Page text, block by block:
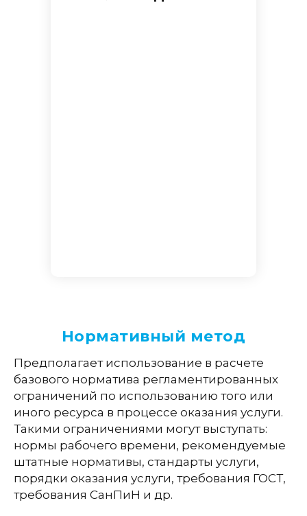
Нормативный метод
Предполагает использование в расчете
базового норматива регламентированных
ограничений по использованию того или
иного ресурса в процессе оказания услуги.
Такими ограничениями могут выступать:
нормы рабочего времени, рекомендуемые
штатные нормативы, стандарты услуги,
порядки оказания услуги, требования ГОСТ,
требования СанПиН и др.